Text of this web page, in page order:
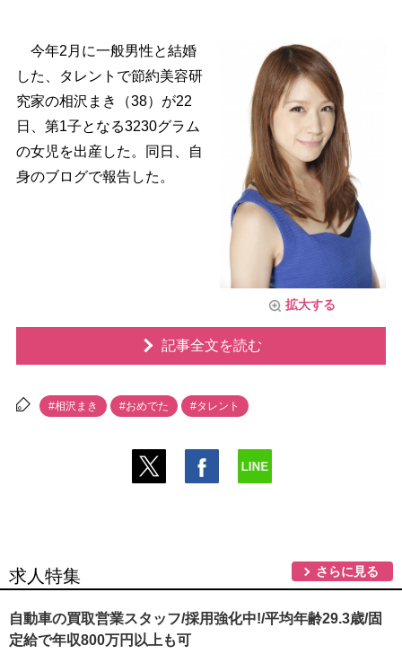
拡大する
今年2月に一般男性と結婚
した、タレントで節約美容研
究家の相沢まき（38）が22
日、第1子となる3230グラム
の女児を出産した。同日、自
身のブログで報告した。
記事全文を読む
#相沢まき #おめでた #タレント
求人特集 さらに見る
自動車の買取営業スタッフ/採用強化中!/平均年齢29.3歳/固
定給で年収800万円以上も可